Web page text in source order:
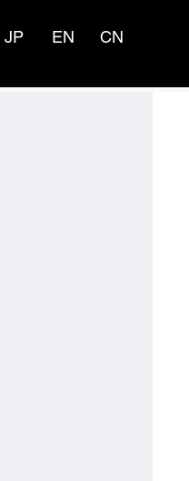
JP EN CN